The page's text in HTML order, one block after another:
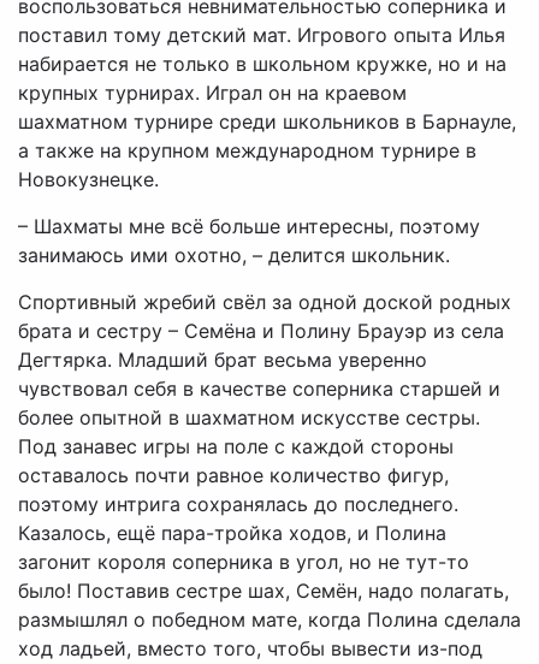
воспользоваться невнимательностью соперника и
поставил тому детский мат. Игрового опыта Илья
набирается не только в школьном кружке, но и на
крупных турнирах. Играл он на краевом
шахматном турнире среди школьников в Барнауле,
а также на крупном международном турнире в
Новокузнецке.
– Шахматы мне всё больше интересны, поэтому
занимаюсь ими охотно, – делится школьник.
Спортивный жребий свёл за одной доской родных
брата и сестру – Семёна и Полину Брауэр из села
Дегтярка. Младший брат весьма уверенно
чувствовал себя в качестве соперника старшей и
более опытной в шахматном искусстве сестры.
Под занавес игры на поле с каждой стороны
оставалось почти равное количество фигур,
поэтому интрига сохранялась до последнего.
Казалось, ещё пара-тройка ходов, и Полина
загонит короля соперника в угол, но не тут-то
было! Поставив сестре шах, Семён, надо полагать,
размышлял о победном мате, когда Полина сделала
ход ладьей, вместо того, чтобы вывести из-под